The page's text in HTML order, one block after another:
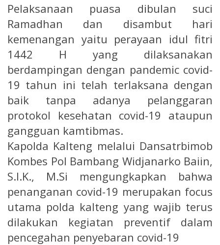
Pelaksanaan puasa dibulan suci
Ramadhan dan disambut hari
kemenangan yaitu perayaan idul fitri
1442 H yang dilaksanakan
berdampingan dengan pandemic covid-
19 tahun ini telah terlaksana dengan
baik tanpa adanya pelanggaran
protokol kesehatan covid-19 ataupun
gangguan kamtibmas.
Kapolda Kalteng melalui Dansatrbimob
Kombes Pol Bambang Widjanarko Baiin,
S.I.K., M.Si mengungkapkan bahwa
penanganan covid-19 merupakan focus
utama polda kalteng yang wajib terus
dilakukan kegiatan preventif dalam
pencegahan penyebaran covid-19